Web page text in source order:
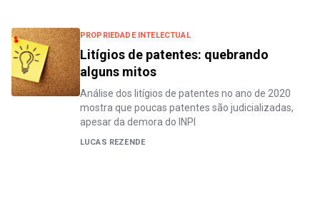
PROPRIEDADE INTELECTUAL
Litígios de patentes: quebrando
alguns mitos
Análise dos litígios de patentes no ano de 2020
mostra que poucas patentes são judicializadas,
apesar da demora do INPI
LUCAS REZENDE